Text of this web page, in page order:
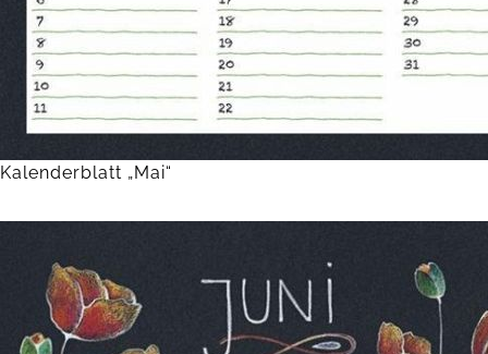
Kalenderblatt „Mai“